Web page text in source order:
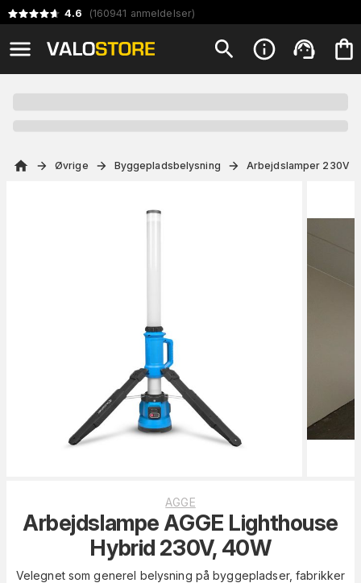
4.6 (160941 anmeldelser)
Øvrige Byggepladsbelysning Arbejdslamper 230V
AGGE
Arbejdslampe AGGE Lighthouse
Hybrid 230V, 40W
Velegnet som generel belysning på byggepladser, fabrikker